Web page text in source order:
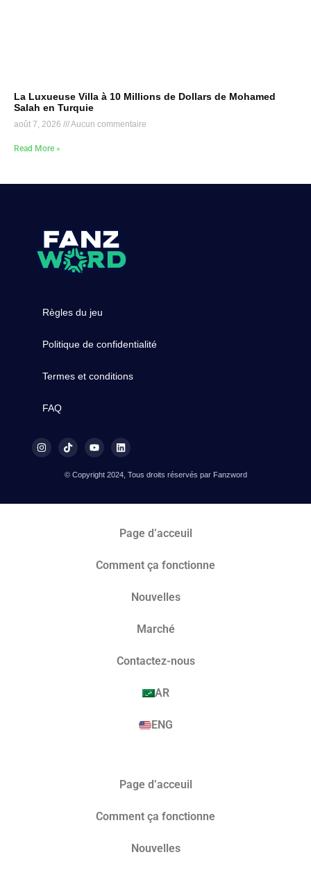
La Luxueuse Villa à 10 Millions de Dollars de Mohamed
Salah en Turquie
août 7, 2026 Aucun commentaire
Read More »
Règles du jeu
Politique de confidentialité
Termes et conditions
FAQ
© Copyright 2024, Tous droits réservés par Fanzword
Page d’acceuil
Comment ça fonctionne
Nouvelles
Marché​
Contactez-nous
AR
ENG
Page d’acceuil
Comment ça fonctionne
Nouvelles